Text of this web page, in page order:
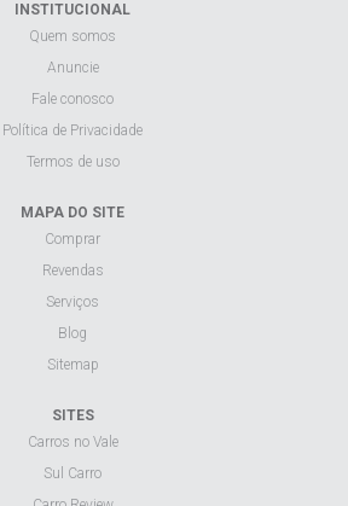
INSTITUCIONAL
Quem somos
Anuncie
Fale conosco
Política de Privacidade
Termos de uso
MAPA DO SITE
Comprar
Revendas
Serviços
Blog
Sitemap
SITES
Carros no Vale
Sul Carro